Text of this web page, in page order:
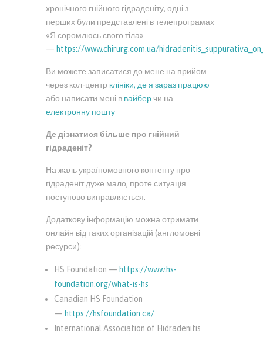
хронічного гнійного гідраденіту, одні з
перших були представлені в телепрограмах
«Я соромлюсь свого тіла»
— https://www.chirurg.com.ua/
Ви можете записатися до мене на прийом
через кол-центр клініки, де я зараз працюю
або написати мені в вайбер чи на
електронну пошту
Де дізнатися більше про гнійний
гідраденіт?
На жаль україномовного контенту про
гідраденіт дуже мало, проте ситуація
поступово виправляється.
Додаткову інформацію можна отримати
онлайн від таких організацій (англомовні
ресурси):
HS Foundation — https://www.hs-
foundation.org/what-is-hs
Canadian HS Foundation
— https://hsfoundation.ca/
International Association of Hidradenitis